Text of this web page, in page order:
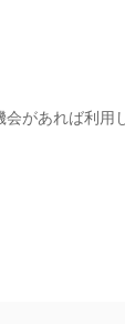
会があれば利